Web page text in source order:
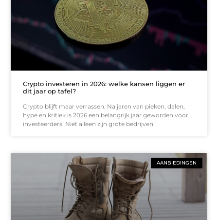
Crypto investeren in 2026: welke kansen liggen er
dit jaar op tafel?
Crypto blijft maar verrassen. Na jaren van pieken, dalen,
hype en kritiek is 2026 een belangrijk jaar geworden voor
investeerders. Niet alleen zijn grote bedrijven
AANBIEDINGEN